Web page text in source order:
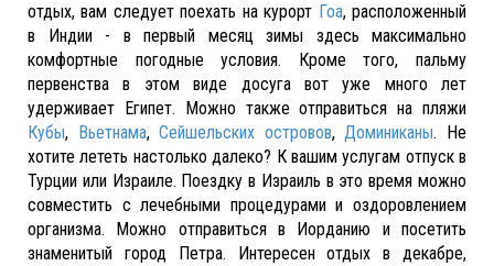
отдых, вам следует поехать на курорт Гоа, расположенный
в Индии - в первый месяц зимы здесь максимально
комфортные погодные условия. Кроме того, пальму
первенства в этом виде досуга вот уже много лет
удерживает Египет. Можно также отправиться на пляжи
Кубы, Вьетнама,Сейшельских островов,Доминиканы. Не
хотите лететь настолько далеко? К вашим услугам отпуск в
Турции или Израиле. Поездку в Израиль в это время можно
совместить с лечебными процедурами и оздоровлением
организма. Можно отправиться в Иорданию и посетить
знаменитый город Петра. Интересен отдых в декабре,